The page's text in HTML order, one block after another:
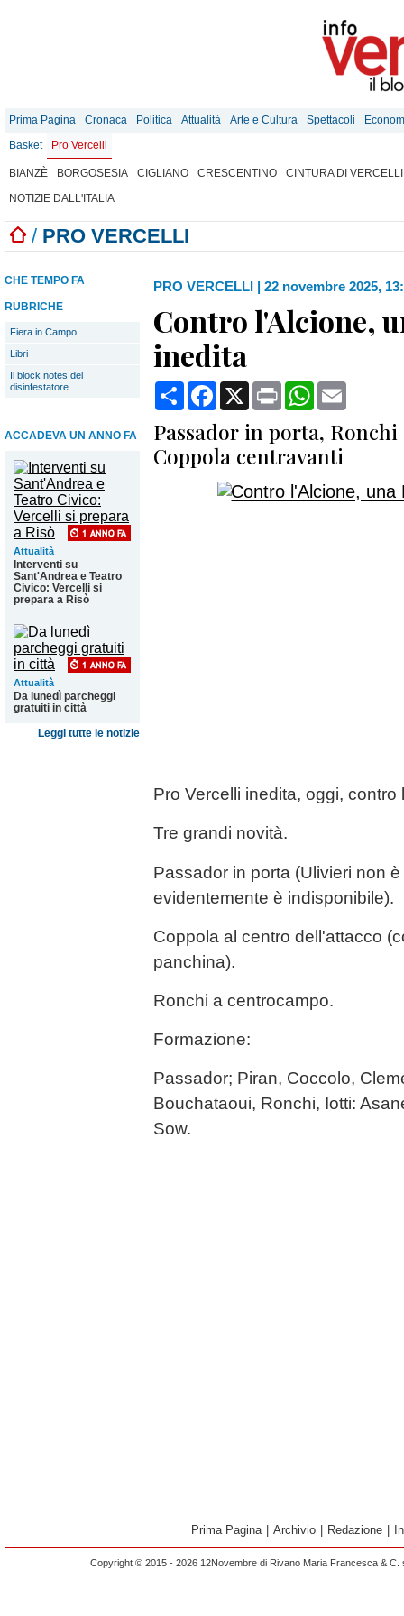
Prima Pagina Cronaca Politica Attualità Arte e Cultura Spettacoli
Basket
Pro Vercelli
BIANZÈ BORGOSESIA CIGLIANO CRESCENTINO
CINTURA DI VERCELLI
NOTIZIE DALL'ITALIA
/ PRO VERCELLI
CHE TEMPO FA
RUBRICHE
Fiera in Campo
Libri
Il block notes del
disinfestatore
ACCADEVA UN ANNO FA
Attualità
Interventi su
Sant'Andrea e Teatro
Civico: Vercelli si
prepara a Risò
Attualità
Da lunedì parcheggi
gratuiti in città
Leggi tutte le notizie
PRO VERCELLI | 22 novembre 2025,
Contro l'Alcione,
inedita
CondividiFacebook
X Print WhatsApp
Passador in porta,
Coppola centravanti
Pro Vercelli inedita, oggi, contro
Tre grandi novità.
Passador in porta (Ulivieri non
evidentemente è indisponibile).
Coppola al centro dell'attacco
panchina).
Ronchi a centrocampo.
Formazione:
Passador; Piran, Coccolo,
Bouchataoui, Ronchi, Iotti:
Sow.
Prima Pagina Archivio Redazione
Copyright © 2015 - 2026 12Novembre di Rivano Maria Francesca &